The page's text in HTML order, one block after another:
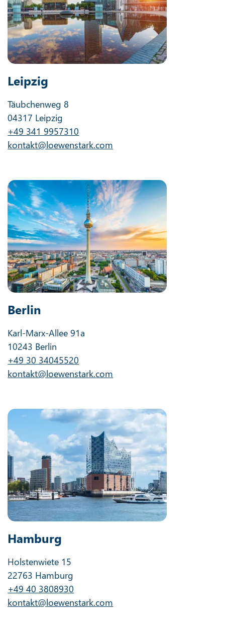
Leipzig
Täubchenweg 8
04317 Leipzig
+49 341 9957310
kontakt@loewenstark.com
Berlin
Karl-Marx-Allee 91a
10243 Berlin
+49 30 34045520
kontakt@loewenstark.com
Hamburg
Holstenwiete 15
22763 Hamburg
+49 40 3808930
kontakt@loewenstark.com